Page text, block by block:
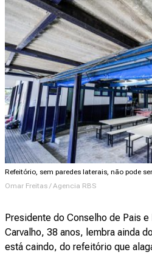
Refeitório, sem paredes laterais, não pode
Omar Freitas / Agencia RBS
Presidente do Conselho de Pais
Carvalho, 38 anos, lembra ainda
está caindo, do refeitório que